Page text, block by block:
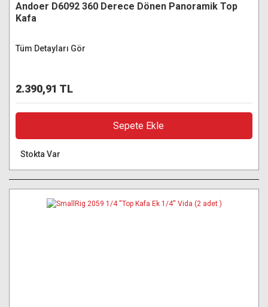
Andoer D6092 360 Derece Dönen Panoramik Top
Kafa
Tüm Detayları Gör
2.390,91 TL
Sepete Ekle
Stokta Var